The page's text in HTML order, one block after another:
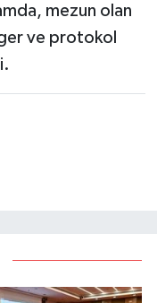
mezun olan
ve protokol